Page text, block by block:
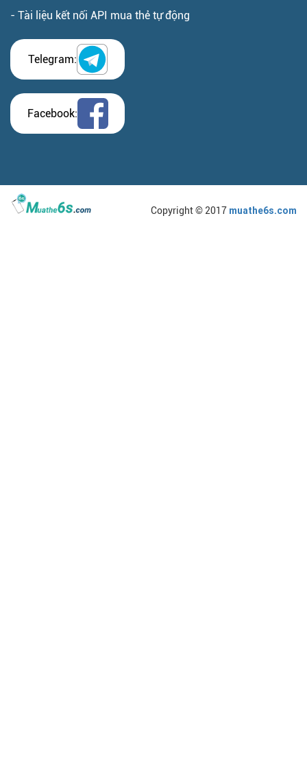
- Tài liệu kết nối API mua thẻ tự động
Telegram:
Facebook:
Copyright © 2017 muathe6s.com